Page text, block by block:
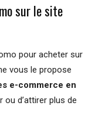
sur le site
pour acheter sur
vous le propose
e-commerce en
d’attirer plus de